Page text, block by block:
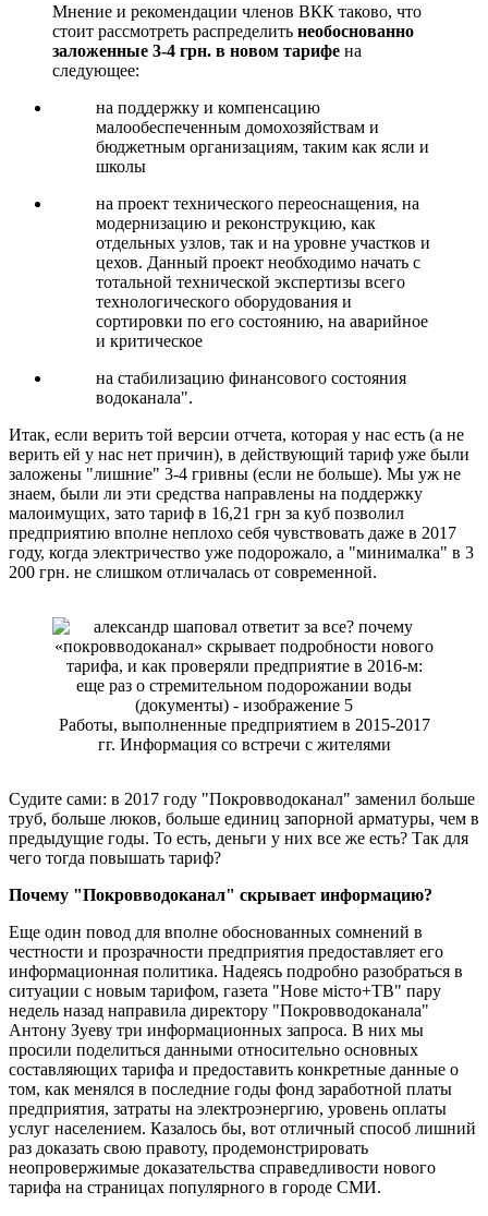
Мнение и рекомендации членов ВКК таково, что
стоит рассмотреть распределить необоснованно
заложенные 3-4 грн. в новом тарифе на
следующее:
на поддержку и компенсацию
малообеспеченным домохозяйствам и
бюджетным организациям, таким как ясли и
школы
на проект технического переоснащения, на
модернизацию и реконструкцию, как
отдельных узлов, так и на уровне участков и
цехов. Данный проект необходимо начать с
тотальной технической экспертизы всего
технологического оборудования и
сортировки по его состоянию, на аварийное
и критическое
на стабилизацию финансового состояния
водоканала".
Итак, если верить той версии отчета, которая у нас есть (а не
верить ей у нас нет причин), в действующий тариф уже были
заложены "лишние" 3-4 гривны (если не больше). Мы уж не
знаем, были ли эти средства направлены на поддержку
малоимущих, зато тариф в 16,21 грн за куб позволил
предприятию вполне неплохо себя чувствовать даже в 2017
году, когда электричество уже подорожало, а "минималка" в 3
200 грн. не слишком отличалась от современной.
Работы, выполненные предприятием в 2015-2017
гг. Информация со встречи с жителями
Судите сами: в 2017 году "Покровводоканал" заменил больше
труб, больше люков, больше единиц запорной арматуры, чем в
предыдущие годы. То есть, деньги у них все же есть? Так для
чего тогда повышать тариф?
Почему "Покровводоканал" скрывает информацию?
Еще один повод для вполне обоснованных сомнений в
честности и прозрачности предприятия предоставляет его
информационная политика. Надеясь подробно разобраться в
ситуации с новым тарифом, газета "Нове місто+ТВ" пару
недель назад направила директору "Покровводоканала"
Антону Зуеву три информационных запроса. В них мы
просили поделиться данными относительно основных
составляющих тарифа и предоставить конкретные данные о
том, как менялся в последние годы фонд заработной платы
предприятия, затраты на электроэнергию, уровень оплаты
услуг населением. Казалось бы, вот отличный способ лишний
раз доказать свою правоту, продемонстрировать
неопровержимые доказательства справедливости нового
тарифа на страницах популярного в городе СМИ.